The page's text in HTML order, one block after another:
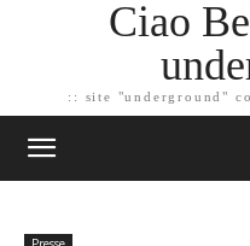
Ciao
:: site "underground"